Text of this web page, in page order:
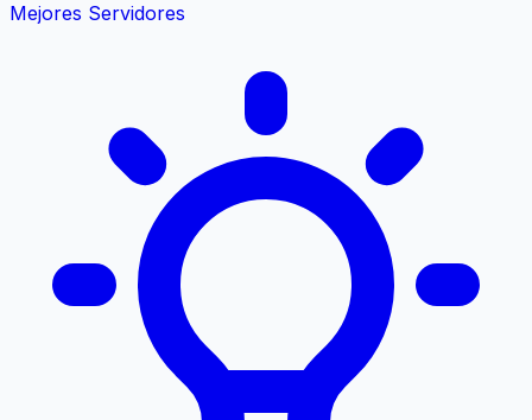
Mejores Servidores